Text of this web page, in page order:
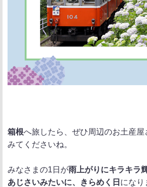
箱根へ旅したら、ぜひ周辺のお土産屋
みてくださいね。
みなさまの1日が雨上がりにキラキラ
あじさいみたいに、きらめく日 にな